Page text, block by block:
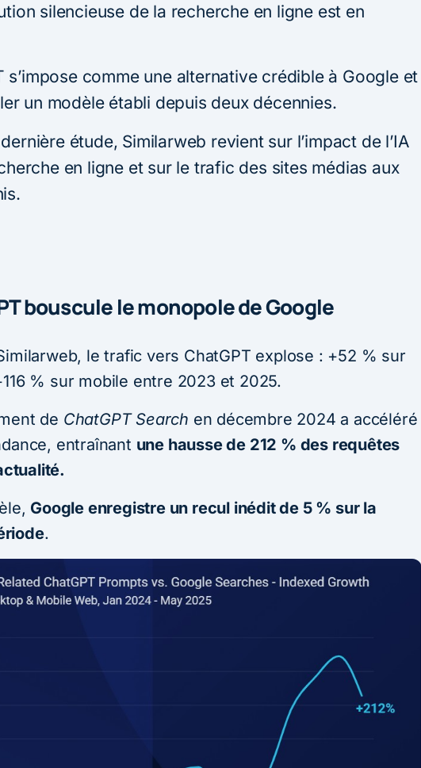
silencieuse de la recherche en ligne est en
s’impose comme une alternative crédible à Google et
un modèle établi depuis deux décennies.
étude, Similarweb revient sur l’impact de l’IA
en ligne et sur le trafic des sites médias aux
bouscule le monopole de Google
le trafic vers ChatGPT explose : +52 % sur
% sur mobile entre 2023 et 2025.
de ChatGPT Search en décembre 2024 a accéléré
entraînant une hausse de 212 % des requêtes
Google enregistre un recul inédit de 5 % sur la
.